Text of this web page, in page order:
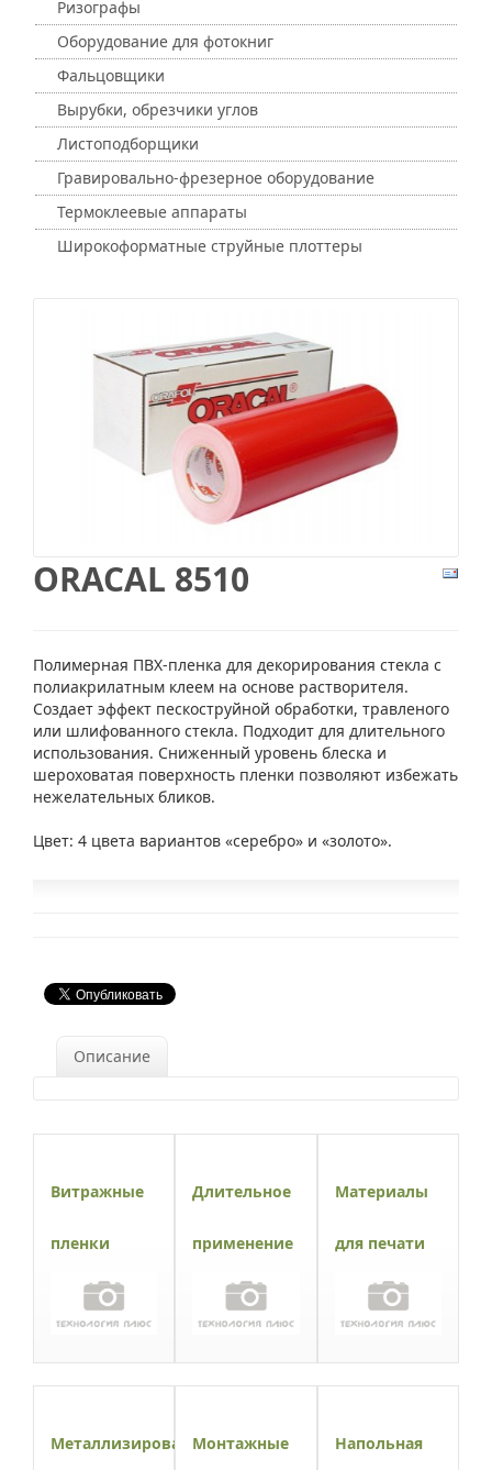
Ризографы
Оборудование для фотокниг
Фальцовщики
Вырубки, обрезчики углов
Листоподборщики
Гравировально-фрезерное оборудование
Термоклеевые аппараты
Широкоформатные струйные плоттеры
ORACAL 8510
Полимерная ПВХ-пленка для декорирования стекла с
полиакрилатным клеем на основе растворителя.
Создает эффект пескоструйной обработки, травленого
или шлифованного стекла. Подходит для длительного
использования. Сниженный уровень блеска и
шероховатая поверхность пленки позволяют избежать
нежелательных бликов.
Цвет: 4 цвета вариантов «серебро» и «золото».
Описание
Витражные
пленки
Длительное
применение
Материалы
для печати
МеталлизированныеМонтажные Напольная